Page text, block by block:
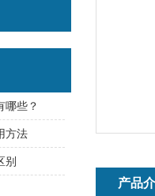
产品
哪些？
方法
别